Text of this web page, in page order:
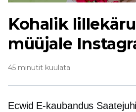
Kohalik
müüjale
45 minutit kuulata
Ecwid E-kaubandus